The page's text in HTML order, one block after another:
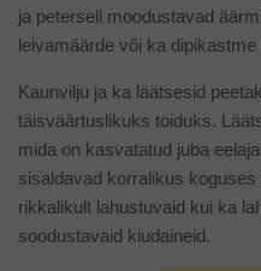
ja petersell moodustavad
leivamäärde või ka dipikastme
Kaunvilju ja ka läätsesid
täisväärtuslikuks toiduks.
mida on kasvatatud juba
sisaldavad korralikus
rikkalikult lahustuvaid kui ka
soodustavaid kiudaineid.